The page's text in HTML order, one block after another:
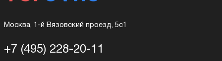
Москва, 1-й Вязовский проезд, 5с1
+7 (495) 228-20-11